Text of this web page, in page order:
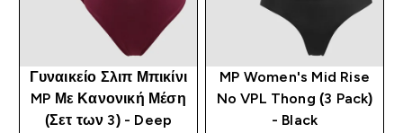
Γυναικείο Σλιπ Μπικίνι
MP Με Κανονική Μέση
(Σετ των 3) - Deep
MP Women's Mid Rise
No VPL Thong (3 Pack)
- Black